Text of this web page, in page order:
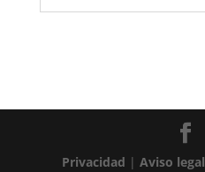
Privacidad |Aviso legal